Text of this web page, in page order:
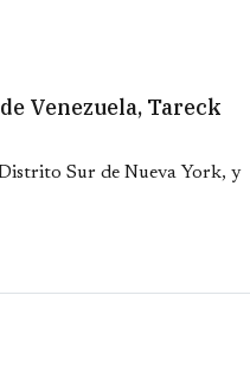
Venezuela, Tareck
Sur de Nueva York, y